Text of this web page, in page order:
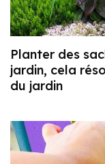
Planter des
jardin, cela
du jardin